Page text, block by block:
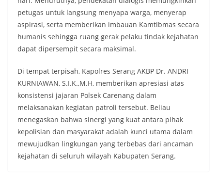
petugas untuk langsung menyapa warga, menyerap
aspirasi, serta memberikan imbauan Kamtibmas secara
humanis sehingga ruang gerak pelaku tindak kejahatan
dapat dipersempit secara maksimal.
Di tempat terpisah, Kapolres Serang AKBP Dr. ANDRI
KURNIAWAN, S.I.K.,M.H, memberikan apresiasi atas
konsistensi jajaran Polsek Carenang dalam
melaksanakan kegiatan patroli tersebut. Beliau
menegaskan bahwa sinergi yang kuat antara pihak
kepolisian dan masyarakat adalah kunci utama dalam
mewujudkan lingkungan yang terbebas dari ancaman
kejahatan di seluruh wilayah Kabupaten Serang.